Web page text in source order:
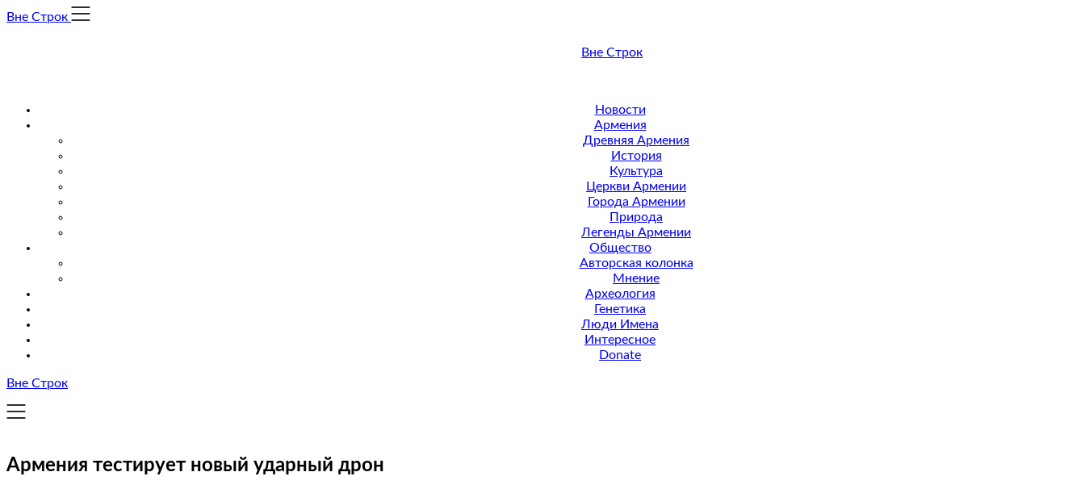
Skip
Вне Строк
Вне Строк
Новости
Армения
Древняя Армения
История
Культура
Церкви Армении
Города Армении
Природа
Легенды Армении
Общество
Авторская колонка
Мнение
Археология
Генетика
Люди Имена
Интересное
Donate
Вне Строк
Армения тестирует новый ударный дрон